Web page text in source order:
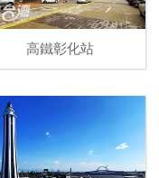
高鐵彰化站